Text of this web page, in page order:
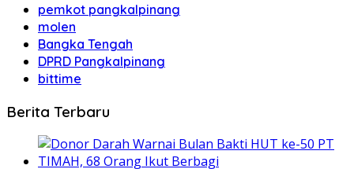
pemkot pangkalpinang
molen
Bangka Tengah
DPRD Pangkalpinang
bittime
Berita Terbaru